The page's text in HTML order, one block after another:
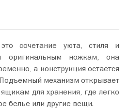
сочетание уюта, стиля и
оригинальным ножкам, она
а конструкция остается
механизм открывает
для хранения, где легко
белье или другие вещи.